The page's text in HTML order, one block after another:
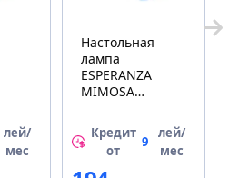
лей/
мес
Настольная
лампа
ESPERANZA
MIMOSA
Кредит
от
9
лей/
мес